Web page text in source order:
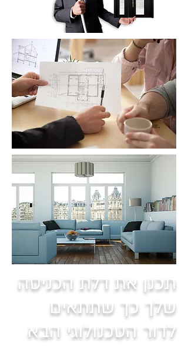
תכנן את דלת הכניסה
שלך כך שתתאים
לדור הטכנולוגי הבא